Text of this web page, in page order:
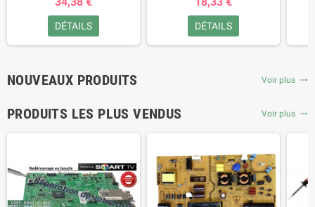
DÉTAILS DÉTAILS
NOUVEAUX PRODUITS Voir plus trending_flat
PRODUITS LES PLUS VENDUS Voir plus trending_flat